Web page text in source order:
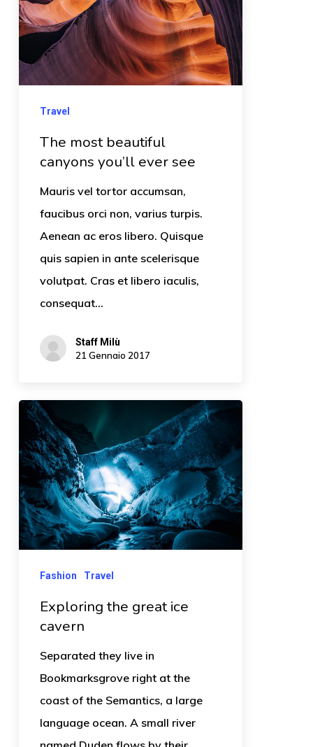
Travel
The most beautiful
canyons you’ll ever see
Mauris vel tortor accumsan,
faucibus orci non, varius turpis.
Aenean ac eros libero. Quisque
quis sapien in ante scelerisque
volutpat. Cras et libero iaculis,
consequat…
Staff Milù
21 Gennaio 2017
Fashion Travel
Exploring the great ice
cavern
Separated they live in
Bookmarksgrove right at the
coast of the Semantics, a large
language ocean. A small river